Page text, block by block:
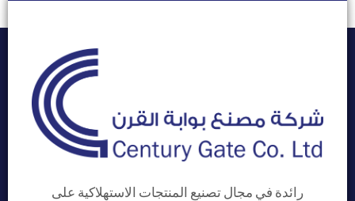
رائدة في مجال تصنيع المنتجات الاستهلاكية على